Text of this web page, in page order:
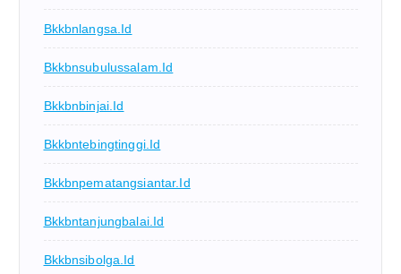
Bkkbnlangsa.id
Bkkbnsubulussalam.id
Bkkbnbinjai.id
Bkkbntebingtinggi.id
Bkkbnpematangsiantar.id
Bkkbntanjungbalai.id
Bkkbnsibolga.id